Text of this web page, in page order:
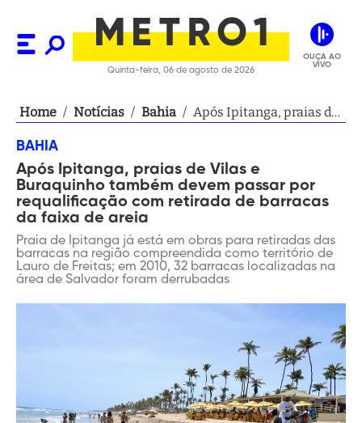
Quinta-feira, 06 de agosto de 2026
OUÇA AO
VIVO
Home / Notícias / Bahia / Após Ipitanga, praias de
por requalificação com
retirada de barracas da
faixa de areia
BAHIA
Após Ipitanga, praias de Vilas e
Buraquinho também devem passar por
requalificação com retirada de barracas
da faixa de areia
Praia de Ipitanga já está em obras para retiradas das
barracas na região compreendida como território de
Lauro de Freitas; em 2010, 32 barracas localizadas na
área de Salvador foram derrubadas